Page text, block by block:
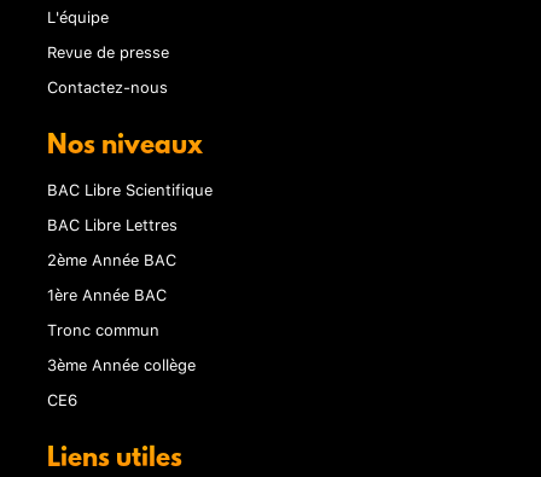
L'équipe
Revue de presse
Contactez-nous
Nos niveaux
BAC Libre Scientifique
BAC Libre Lettres
2ème Année BAC
1ère Année BAC
Tronc commun
3ème Année collège
CE6
Liens utiles